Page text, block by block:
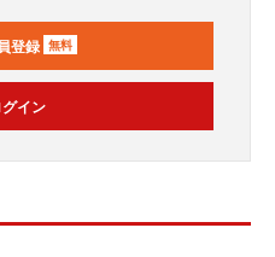
登録 無料
グイン